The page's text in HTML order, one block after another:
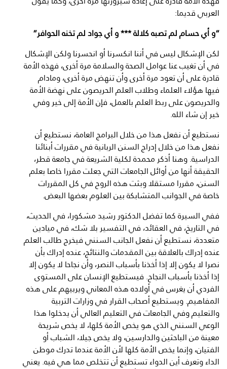
العربي قديما:
“و أي حسام لم تصبه كلالة *** و أي جواد لم تخنه الحوافر”
لكن الإشكال ليس في أننا انكسرنا أو انحسرنا ولكن الإشكال
في أن تغيب عنا عوامل الصحة والسلامة مرة أخرى، فهذه الأمة
قادرة على أن تعود مرة أخرى وأن تنهض مرة أخرى، ومادام
فيها هؤلاء العلماء وطلاب العلم الحريصون على نهضة الأمة
والحريصون على ربط العلم بالعمل، فإن الأمة إلى خير وفي
خير إن شاء الله.
نستطيع أن نفعل هذا من خلال البرامج العامة، نستطيع أن
نفعل هذا من خلال إدراج السنن الربانية في مقررات أبنائنا
الدراسية. وهنا أذكر محمدة لكلية الشريعة في جامعة قطر،
الحقيقة أنها من أوائل الجامعات التي جعلت مقررا خاصا بعلم
السنن، مقررا مستقلا وبثت هذه الروح في كل المقررات
خاصة في الجوانب المتشابكة بين العلوم بعضها البعض.
ففي السيرة كما تفضل الدكتور رشيد مشكورا، في الحديث،
في التاريخ، في العقائد، في التفسير بلا شك، في ميادين
متعددة، نستطيع أن نفعل الجانب السنني فيخرج طالب العلم
عنده إدراك بالعلاقة بين المقدمات والنتائج، عنده إدراك بأن
نصرا لا يكون إلا إذا أخذنا بأسباب النصر، وأن نجاحا لا يكون إلا
إذا أخذنا بأسباب النجاح. فيستطيع الإنسان على المستوى
الفردي أن يغرس في أولاده هذه المعاني ويربيهم على هذه
المفاهيم. ويستطيع أصحاب القرار في وزارات التربية
والتعليم وفي الجامعات في التعليم العالي أن يدخلوا هذا
الوعي السنني الذي هو يخص الأمة كلها، لا يخص شريحة
معينة من الباحثين والدارسين، ولا يخص جيلا، الشباب أو
الفتيان، وإنما يخص الأمة كلها لأن الأمة عندما تدرك موطن
الداء وتعرف أين الدواء تستطيع أن تتخلص مما هي فيه. يعني